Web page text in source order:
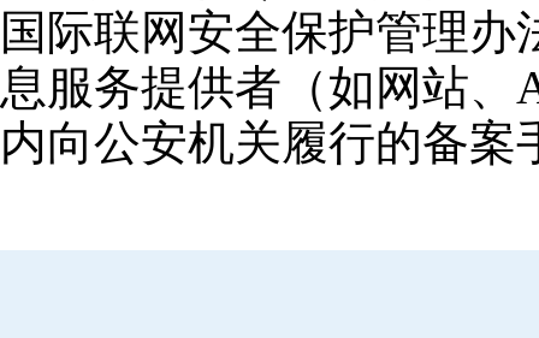
国际联网安全保护管理
息服务提供者（如网站、
内向公安机关履行的备案